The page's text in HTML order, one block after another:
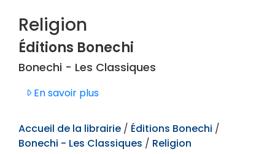
Religion
Éditions Bonechi
Bonechi - Les Classiques
En savoir plus
Accueil de la librairie / Éditions Bonechi /
Bonechi - Les Classiques / Religion